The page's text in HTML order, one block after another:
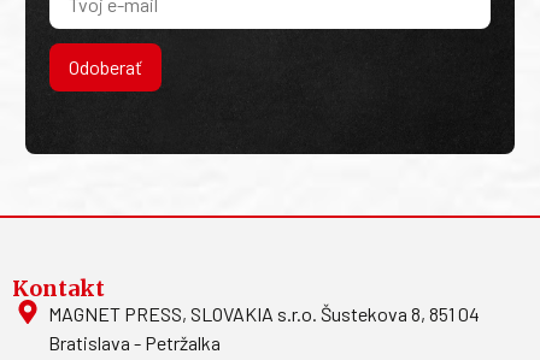
Odoberať
Kontakt
MAGNET PRESS, SLOVAKIA s.r.o. Šustekova 8, 851 04
Bratislava - Petržalka